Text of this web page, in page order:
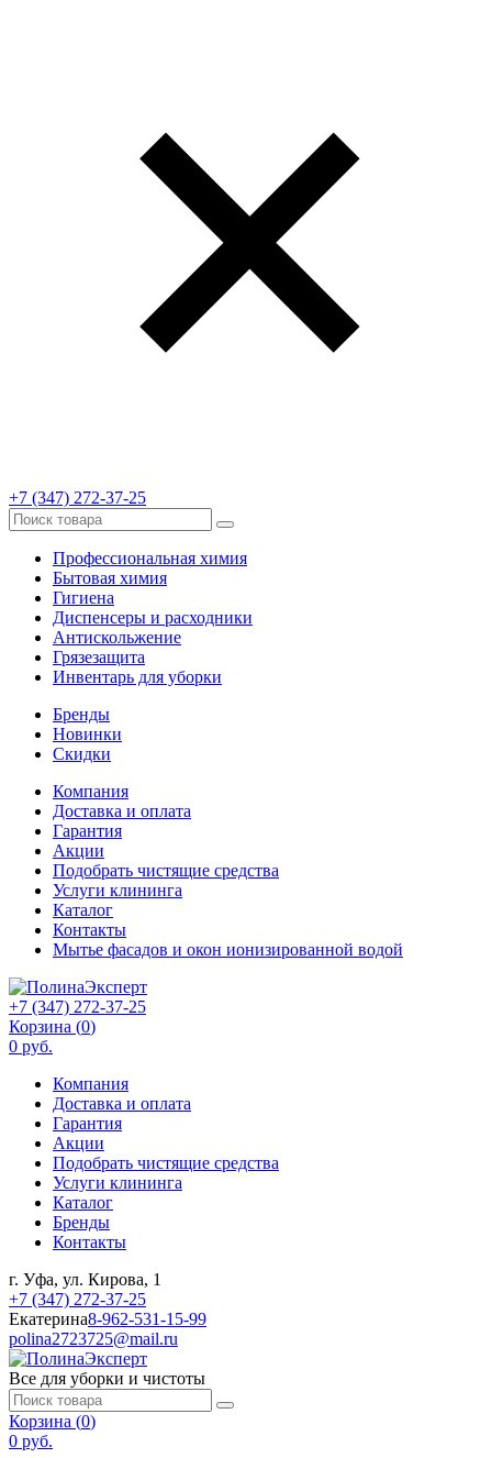
+7 (347) 272-37-25
Профессиональная химия
Бытовая химия
Гигиена
Диспенсеры и расходники
Антискольжение
Грязезащита
Инвентарь для уборки
Бренды
Новинки
Скидки
Компания
Доставка и оплата
Гарантия
Акции
Подобрать чистящие средства
Услуги клининга
Каталог
Контакты
Мытье фасадов и окон ионизированной водой
+7 (347) 272-37-25
Корзина (0)
0 руб.
Компания
Доставка и оплата
Гарантия
Акции
Подобрать чистящие средства
Услуги клининга
Каталог
Бренды
Контакты
г. Уфа, ул. Кирова, 1
+7 (347) 272-37-25
Екатерина8-962-531-15-99
polina2723725@mail.ru
Все для уборки и чистоты
Корзина (0)
0 руб.